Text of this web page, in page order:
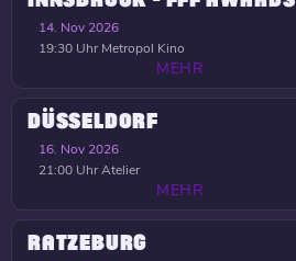
14. Nov 2026
19:30 Uhr Metropol Kino
MEHR
DÜSSELDORF
16. Nov 2026
21:00 UhrAtelier
MEHR
RATZEBURG